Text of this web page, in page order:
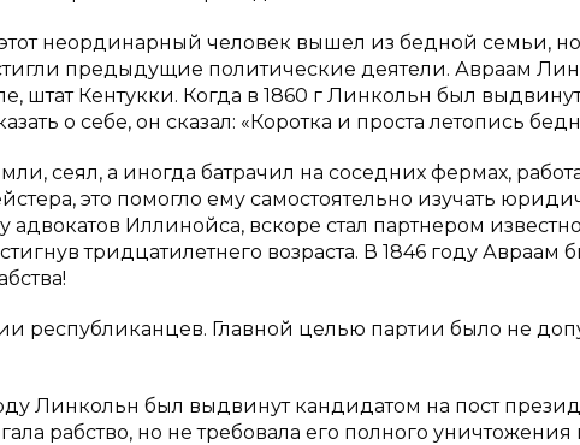
неординарный человек вышел из бедной семьи,
предыдущие политические деятели. Авраам
штат Кентукки. Когда в 1860 г Линкольн был
о себе, он сказал: «Коротка и проста летопись
сеял, а иногда батрачил на соседних фермах,
это помогло ему самостоятельно изучать
адвокатов Иллинойса, вскоре стал партнером
тридцатилетнего возраста. В 1846 году Авраам
республиканцев. Главной целью партии было не
Линкольн был выдвинут кандидатом на пост
рабство, но не требовала его полного